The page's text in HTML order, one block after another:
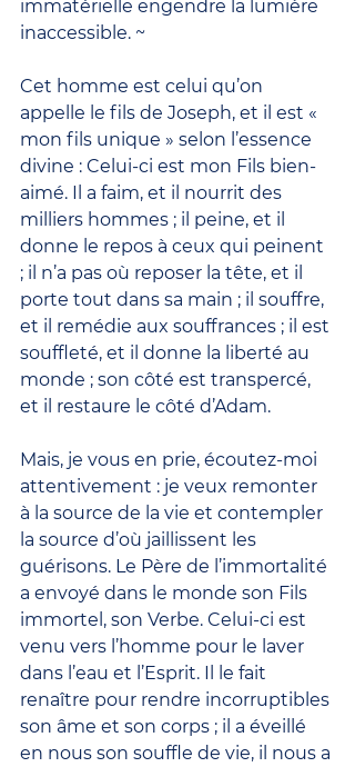
immatérielle engendre la lumière
inaccessible. ~
Cet homme est celui qu’on
appelle le fils de Joseph, et il est «
mon fils unique » selon l’essence
divine : Celui-ci est mon Fils bien-
aimé. Il a faim, et il nourrit des
milliers hommes ; il peine, et il
donne le repos à ceux qui peinent
; il n’a pas où reposer la tête, et il
porte tout dans sa main ; il souffre,
et il remédie aux souffrances ; il est
souffleté, et il donne la liberté au
monde ; son côté est transpercé,
et il restaure le côté d’Adam.
Mais, je vous en prie, écoutez-moi
attentivement : je veux remonter
à la source de la vie et contempler
la source d’où jaillissent les
guérisons. Le Père de l’immortalité
a envoyé dans le monde son Fils
immortel, son Verbe. Celui-ci est
venu vers l’homme pour le laver
dans l’eau et l’Esprit. Il le fait
renaître pour rendre incorruptibles
son âme et son corps ; il a éveillé
en nous son souffle de vie, il nous a